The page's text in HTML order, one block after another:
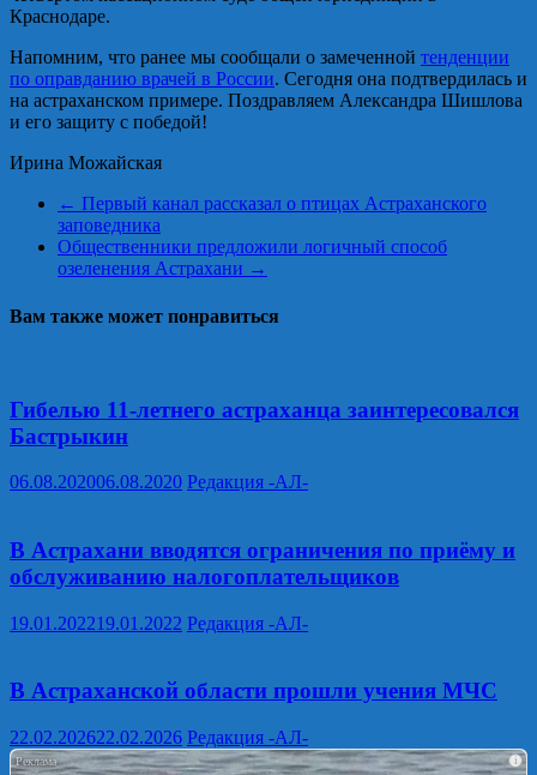
Краснодаре.
Напомним, что ранее мы сообщали о замеченной тенденции
по оправданию врачей в России. Сегодня она подтвердилась и
на астраханском примере. Поздравляем Александра Шишлова
и его защиту с победой!
Ирина Можайская
← Первый канал рассказал о птицах Астраханского
заповедника
Общественники предложили логичный способ
озеленения Астрахани →
Вам также может понравиться
Гибелью 11-летнего астраханца заинтересовался
Бастрыкин
06.08.202006.08.2020 Редакция -АЛ-
В Астрахани вводятся ограничения по приёму и
обслуживанию налогоплательщиков
19.01.202219.01.2022 Редакция -АЛ-
В Астраханской области прошли учения МЧС
22.02.202622.02.2026 Редакция -АЛ-
i